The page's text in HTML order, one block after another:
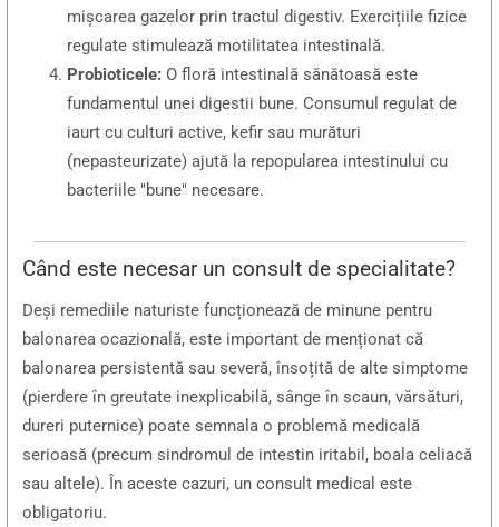
mișcarea gazelor prin tractul digestiv. Exercițiile fizice
regulate stimulează motilitatea intestinală.
Probioticele: O floră intestinală sănătoasă este
fundamentul unei digestii bune. Consumul regulat de
iaurt cu culturi active, kefir sau murături
(nepasteurizate) ajută la repopularea intestinului cu
bacteriile "bune" necesare.
Când este necesar un consult de specialitate?
Deși remediile naturiste funcționează de minune pentru
balonarea ocazională, este important de menționat că
balonarea persistentă sau severă, însoțită de alte simptome
(pierdere în greutate inexplicabilă, sânge în scaun, vărsături,
dureri puternice) poate semnala o problemă medicală
serioasă (precum sindromul de intestin iritabil, boala celiacă
sau altele). În aceste cazuri, un consult medical este
obligatoriu.